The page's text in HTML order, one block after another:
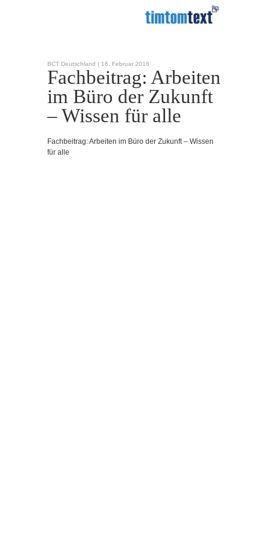
BCT Deutschland | 16. Februar 2016
Fachbeitrag: Arbeiten
im Büro der Zukunft
– Wissen für alle
Fachbeitrag: Arbeiten im Büro der Zukunft – Wissen
für alle